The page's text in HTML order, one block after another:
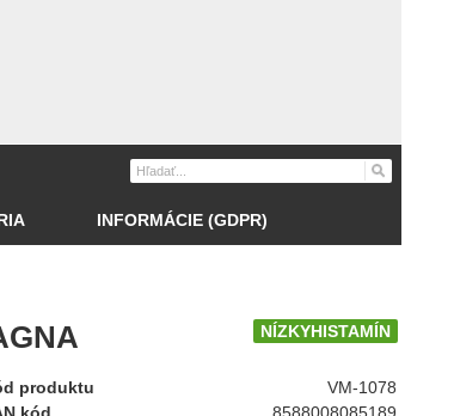
INFORMÁCIE (GDPR)
NÍZKYHISTAMÍN
produktu
VM-1078